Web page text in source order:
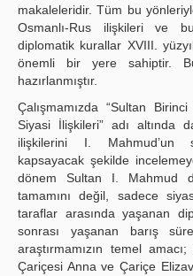
makaleleridir. Tüm bu
Osmanlı-Rus ilişkileri ve
diplomatik kurallar XVIII.
önemli bir yere sahiptir.
hazırlanmıştır.
Çalışmamızda “Sultan
Siyasi İlişkileri” adı altında
ilişkilerini I. Mahmud’un
kapsayacak şekilde
dönem Sultan I. Mahmud
tamamını değil, sadece
taraflar arasında yaşanan
sonrası yaşanan barış
araştırmamızın temel
Çariçesi Anna ve Çariçe